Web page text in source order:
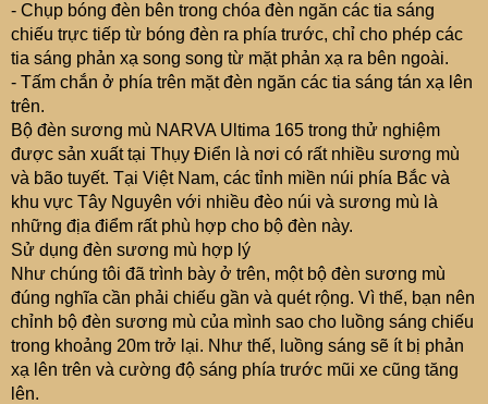
- Chụp bóng đèn bên trong chóa đèn ngăn các tia sáng
chiếu trực tiếp từ bóng đèn ra phía trước, chỉ cho phép các
tia sáng phản xạ song song từ mặt phản xạ ra bên ngoài.
- Tấm chắn ở phía trên mặt đèn ngăn các tia sáng tán xạ lên
trên.
Bộ đèn sương mù NARVA Ultima 165 trong thử nghiệm
được sản xuất tại Thụy Điển là nơi có rất nhiều sương mù
và bão tuyết. Tại Việt Nam, các tỉnh miền núi phía Bắc và
khu vực Tây Nguyên với nhiều đèo núi và sương mù là
những địa điểm rất phù hợp cho bộ đèn này.
Sử dụng đèn sương mù hợp lý
Như chúng tôi đã trình bày ở trên, một bộ đèn sương mù
đúng nghĩa cần phải chiếu gần và quét rộng. Vì thế, bạn nên
chỉnh bộ đèn sương mù của mình sao cho luồng sáng chiếu
trong khoảng 20m trở lại. Như thế, luồng sáng sẽ ít bị phản
xạ lên trên và cường độ sáng phía trước mũi xe cũng tăng
lên.